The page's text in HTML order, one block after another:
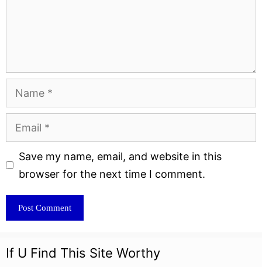
Name
Email
Website
Save my name, email, and website in this
browser for the next time I comment.
If U Find This Site Worthy